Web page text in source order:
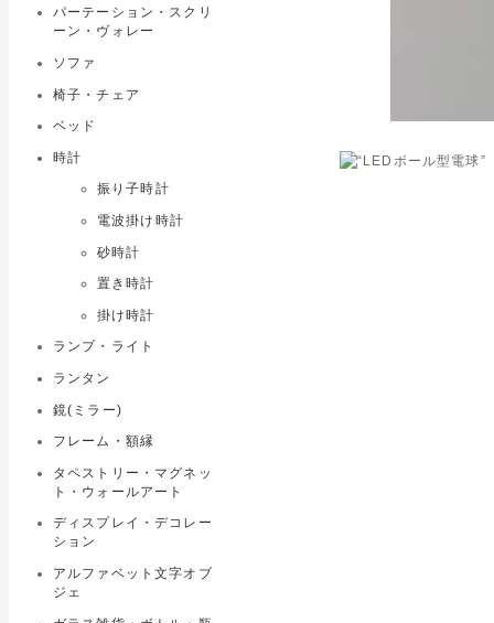
パーテーション・スクリ
ーン・ヴォレー
ソファ
椅子・チェア
ベッド
時計
振り子時計
電波掛け時計
砂時計
置き時計
掛け時計
ランプ・ライト
ランタン
鏡(ミラー)
フレーム・額縁
タペストリー・マグネッ
ト・ウォールアート
ディスプレイ・デコレー
ション
アルファベット文字オブ
ジェ